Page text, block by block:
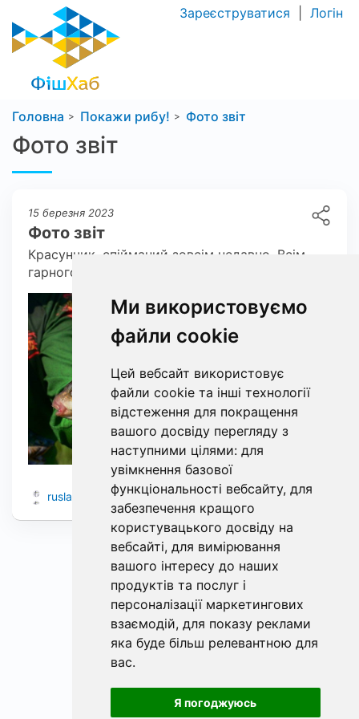
Ми використовуємо
файли cookie
Цей вебсайт використовує
файли cookie та інші технології
відстеження для покращення
вашого досвіду перегляду з
наступними цілями: для
увімкнення базової
функціональності вебсайту, для
забезпечення кращого
користувацького досвіду на
вебсайті, для вимірювання
вашого інтересу до наших
продуктів та послуг і
персоналізації маркетингових
взаємодій, для показу реклами
яка буде більш релевантною для
вас.
Я погоджуюсь
Зареєструватися Логін
Головна Покажи рибу! Фото звіт
Фото звіт
15 березня 2023
Фото звіт
Красунчик, спійманий зовсім недавно. Всім
гарного кльову!
ruslan111.fishing 13 2 1